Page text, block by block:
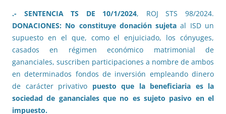
.- SENTENCIA TS DE 10/1/2024, ROJ STS 98/2024.
DONACIONES: No constituye donación sujeta al ISD un
supuesto en el que, como el enjuiciado, los cónyuges,
casados en régimen económico matrimonial de
gananciales, suscriben participaciones a nombre de ambos
en determinados fondos de inversión empleando dinero
de carácter privativo puesto que la beneficiaria es la
sociedad de gananciales que no es sujeto pasivo en el
impuesto.